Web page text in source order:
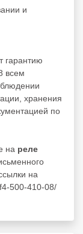
и
гарантию
всем
хранения
по
на реле
на
500-410-08/